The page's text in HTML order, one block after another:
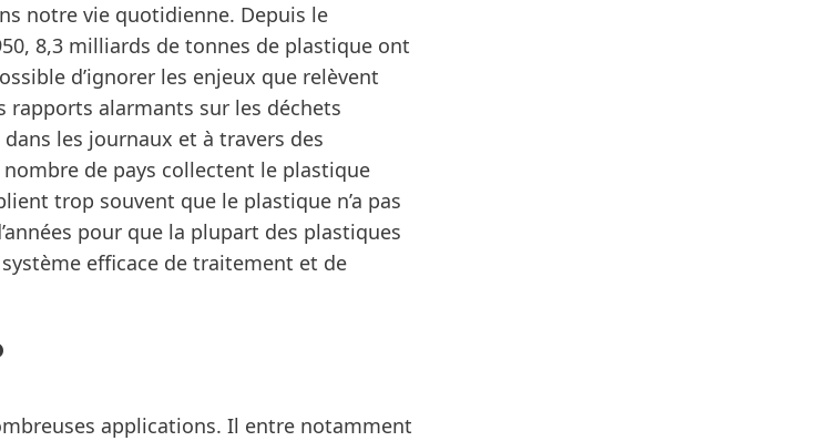
notre vie quotidienne. Depuis le
8,3 milliards de tonnes de plastique ont
d’ignorer les enjeux que relèvent
rapports alarmants sur les déchets
les journaux et à travers des
de pays collectent le plastique
trop souvent que le plastique n’a pas
pour que la plupart des plastiques
efficace de traitement et de
applications. Il entre notamment